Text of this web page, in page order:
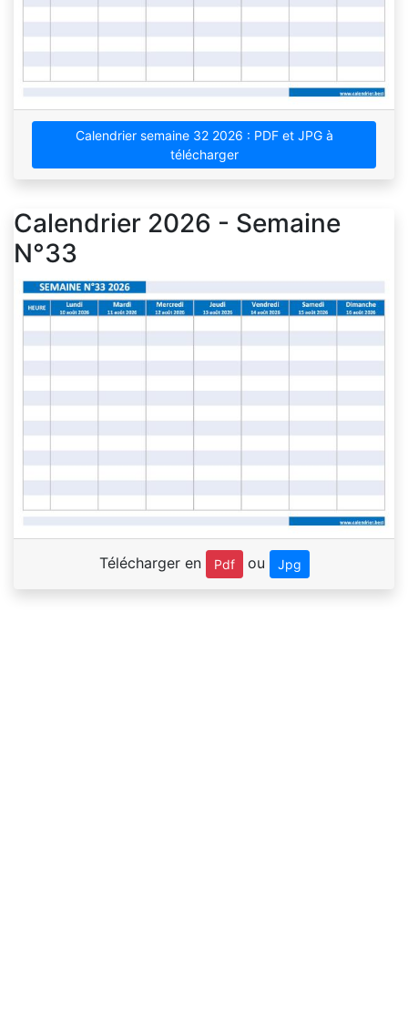
Calendrier semaine 32 2026 : PDF et JPG à
télécharger
Calendrier 2026 - Semaine
N°33
Télécharger en Pdf ou Jpg